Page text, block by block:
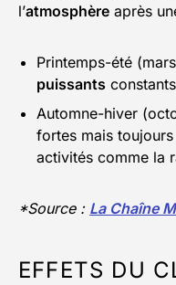
l’atmosphère après
Printemps-été
puissants
Automne-hiver
fortes mais
activités comme la
*Source : La Chaîne
EFFETS DU